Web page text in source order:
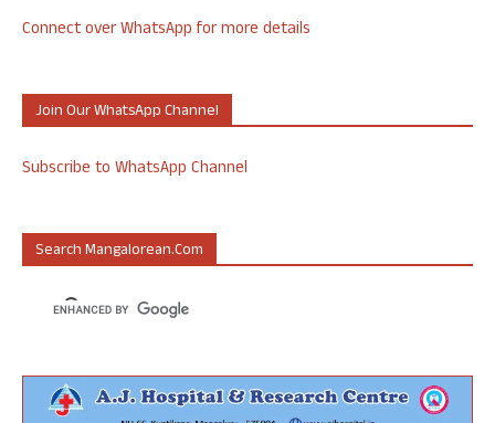
Connect over WhatsApp for more details
Join Our WhatsApp Channel
Subscribe to WhatsApp Channel
Search Mangalorean.com